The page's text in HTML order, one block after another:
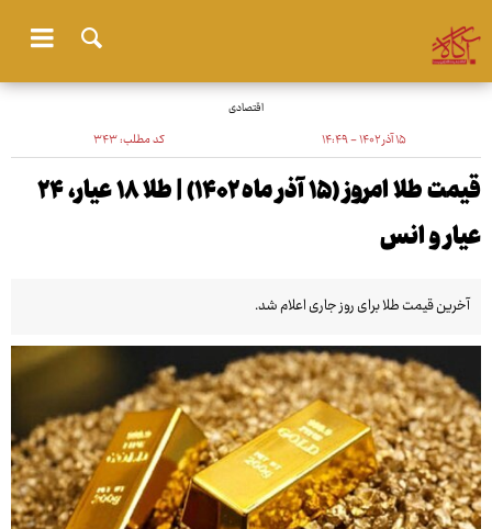
اقتصادی
۱۵ آذر ۱۴۰۲ - ۱۴:۴۹ کد مطلب:۳۴۳
قیمت طلا امروز (۱۵ آذر ماه ۱۴۰۲) | طلا ۱۸ عیار، ۲۴
عیار و انس
آخرین قیمت طلا برای روز جاری اعلام شد.